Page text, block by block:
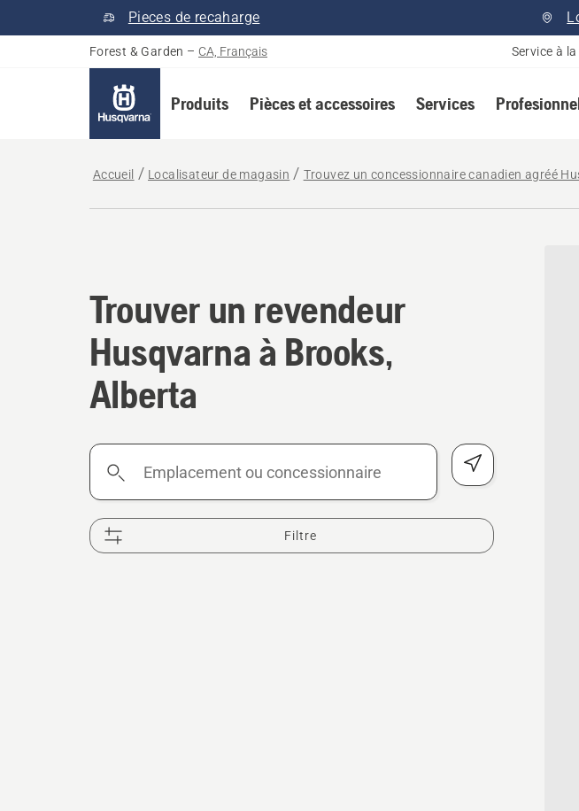
Pieces de recaharge
Forest & Garden – CA, Français Service à
Produits Pièces et accessoires Services
Accueil Localisateur de magasin Trouvez un concessionnaire canadien agréé
Trouver un revendeur Husqvarna
Trouver un revendeur
Husqvarna à Brooks,
Alberta
Emplacement
Filtre